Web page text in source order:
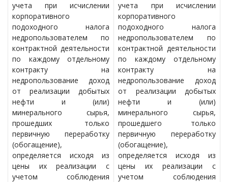
учета при исчислении
корпоративного
подоходного налога
недропользователем по
контрактной деятельности
по каждому отдельному
контракту на
недропользование доход
от реализации добытых
нефти и (или)
минерального сырья,
прошедших только
первичную переработку
(обогащение),
определяется исходя из
цены их реализации с
учетом соблюдения
учета при исчислении
корпоративного
подоходного налога
недропользователем по
контрактной деятельности
по каждому отдельному
контракту на
недропользование доход
от реализации добытых
нефти и (или)
минерального сырья,
прошедшего только
первичную переработку
(обогащение),
определяется исходя из
цены их реализации с
учетом соблюдения